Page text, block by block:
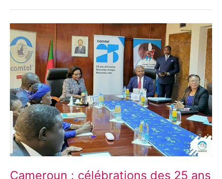
Cameroun : célébrations des 25 ans
Cameroun :
célébrations
des
25
ans
Camtel